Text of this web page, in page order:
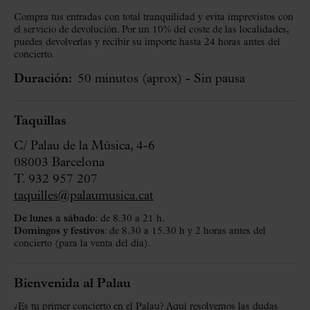
Compra tus entradas con total tranquilidad y evita imprevistos con
el servicio de devolución. Por un 10% del coste de las localidades,
puedes devolverlas y recibir su importe hasta 24 horas antes del
concierto.
Duración: 50 minutos (aprox) - Sin pausa
Taquillas
C/ Palau de la Música, 4-6
08003 Barcelona
T. 932 957 207
taquilles@palaumusica.cat
De lunes a sábado: de 8.30 a 21 h.
Domingos y festivos: de 8.30 a 15.30 h y 2 horas antes del
concierto (para la venta del día).
Bienvenida al Palau
¿Es tu primer concierto en el Palau? Aquí resolvemos las dudas